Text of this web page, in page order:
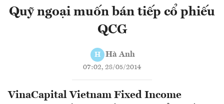
Quỹ ngoại muốn bán tiếp cổ phiếu
QCG
H Hà Anh
07:02, 28/05/2014
VinaCapital Vietnam Fixed Income